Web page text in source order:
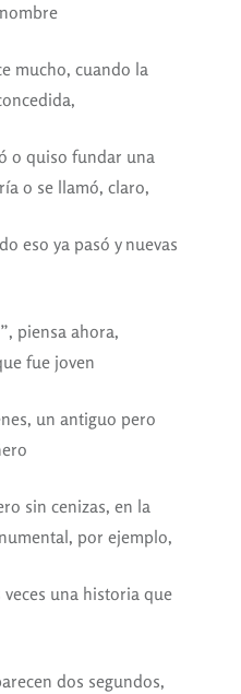
mucho, cuando la
o quiso fundar una
o se llamó, claro,
eso ya pasó y nuevas
piensa ahora,
fue joven
un antiguo pero
sin cenizas, en la
por ejemplo,
una historia que
dos segundos,